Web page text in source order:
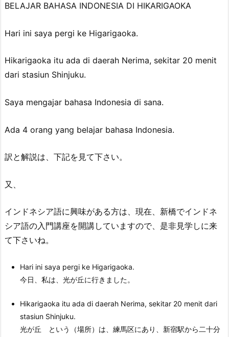
BELAJAR BAHASA INDONESIA DI HIKARIGAOKA
Hari ini saya pergi ke Higarigaoka.
Hikarigaoka itu ada di daerah Nerima, sekitar 20 menit
dari stasiun Shinjuku.
Saya mengajar bahasa Indonesia di sana.
Ada 4 orang yang belajar bahasa Indonesia.
訳と解説は、下記を見て下さい。
又、
インドネシア語に興味がある方は、現在、新橋でインドネ
シア語の入門講座を開講していますので、是非見学しに来
て下さいね。
Hari ini saya pergi ke Higarigaoka.
今日、私は、光が丘に行きました。
Hikarigaoka itu ada di daerah Nerima, sekitar 20 menit dari
stasiun Shinjuku.
光が丘 という（場所）は、練馬区にあり、新宿駅から二十分